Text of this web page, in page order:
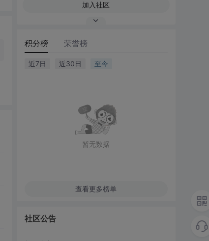
加入社区
积分榜 荣誉榜
近7日 近30日 至今
暂无数据
查看更多榜单
社区公告